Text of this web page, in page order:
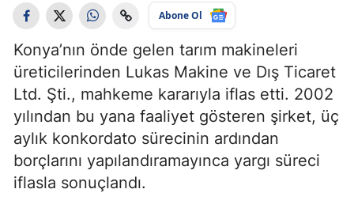
Abone Ol
Konya’nın önde gelen tarım makineleri
üreticilerinden Lukas Makine ve Dış Ticaret
Ltd. Şti., mahkeme kararıyla iflas etti. 2002
yılından bu yana faaliyet gösteren şirket, üç
aylık konkordato sürecinin ardından
borçlarını yapılandıramayınca yargı süreci
iflasla sonuçlandı.